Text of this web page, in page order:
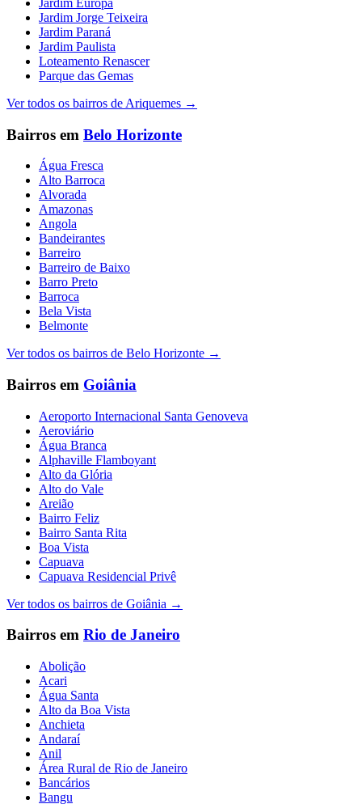
Jardim Jorge Teixeira
Jardim Paraná
Jardim Paulista
Loteamento Renascer
Parque das Gemas
Ver todos os bairros de Ariquemes →
Bairros em Belo Horizonte
Água Fresca
Alto Barroca
Alvorada
Amazonas
Angola
Bandeirantes
Barreiro
Barreiro de Baixo
Barro Preto
Barroca
Bela Vista
Belmonte
Ver todos os bairros de Belo Horizonte →
Bairros em Goiânia
Aeroporto Internacional Santa Genoveva
Aeroviário
Água Branca
Alphaville Flamboyant
Alto da Glória
Alto do Vale
Areião
Bairro Feliz
Bairro Santa Rita
Boa Vista
Capuava
Capuava Residencial Privê
Ver todos os bairros de Goiânia →
Bairros em Rio de Janeiro
Abolição
Acari
Água Santa
Alto da Boa Vista
Anchieta
Andaraí
Anil
Área Rural de Rio de Janeiro
Bancários
Bangu